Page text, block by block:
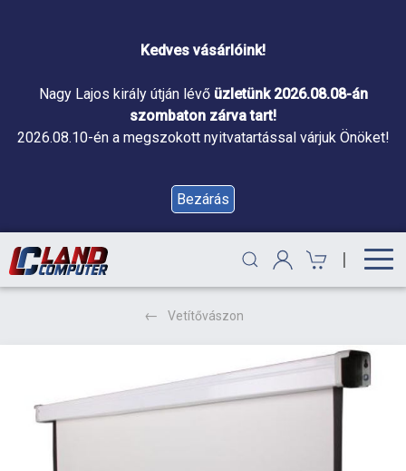
Kedves vásárlóink!
Nagy Lajos király útján lévő üzletünk 2026.08.08-án
szombaton zárva tart!
2026.08.10-én a megszokott nyitvatartással várjuk Önöket!
Bezárás
|
Vetítővászon